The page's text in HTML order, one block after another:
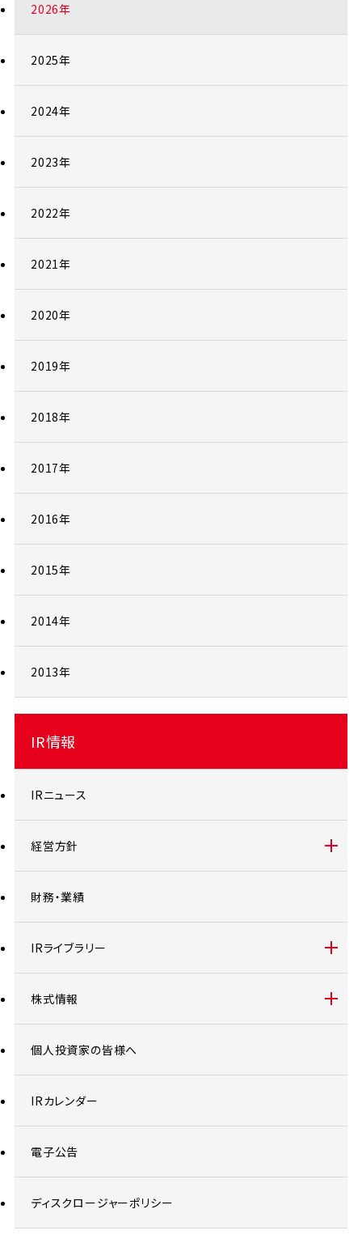
2026年
2025年
2024年
2023年
2022年
2021年
2020年
2019年
2018年
2017年
2016年
2015年
2014年
2013年
IR情報
IRニュース
経営方針
財務・業績
IRライブラリー
株式情報
個人投資家の皆様へ
IRカレンダー
電子公告
ディスクロージャーポリシー